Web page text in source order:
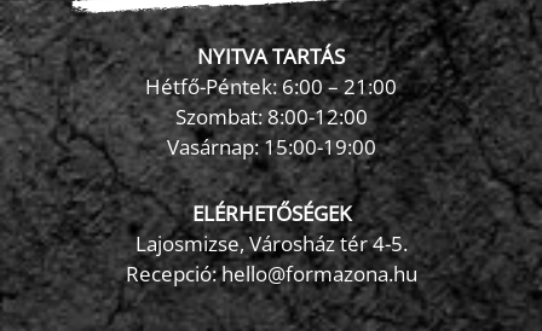
NYITVA TARTÁS
Hétfő-Péntek: 6:00 – 21:00
Szombat: 8:00-12:00
Vasárnap: 15:00-19:00
ELÉRHETŐSÉGEK
Lajosmizse, Városház tér 4-5.
Recepció:hello@formazona.hu
FormaZona chatbot ×